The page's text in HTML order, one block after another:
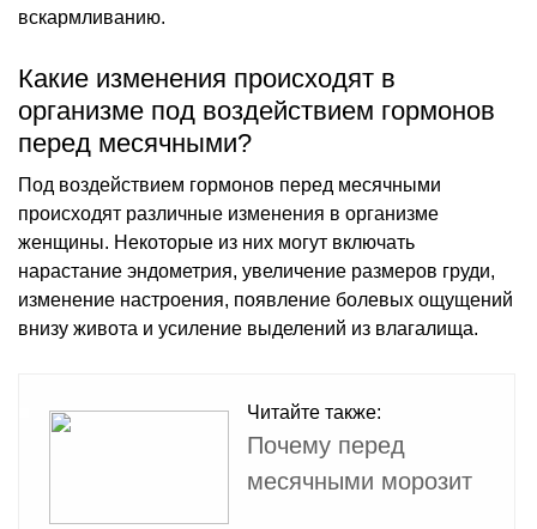
вскармливанию.
Какие изменения происходят в
организме под воздействием гормонов
перед месячными?
Под воздействием гормонов перед месячными
происходят различные изменения в организме
женщины. Некоторые из них могут включать
нарастание эндометрия, увеличение размеров груди,
изменение настроения, появление болевых ощущений
внизу живота и усиление выделений из влагалища.
Читайте также:
Почему перед
месячными морозит